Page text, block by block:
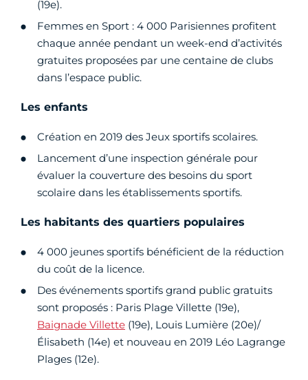
(19e).
Femmes en Sport : 4 000 Parisiennes profitent
chaque année pendant un week-end d’activités
gratuites proposées par une centaine de clubs
dans l’espace public.
Les enfants
Création en 2019 des Jeux sportifs scolaires.
Lancement d’une inspection générale pour
évaluer la couverture des besoins du sport
scolaire dans les établissements sportifs.
Les habitants des quartiers populaires
4 000 jeunes sportifs bénéficient de la réduction
du coût de la licence.
Des événements sportifs grand public gratuits
sont proposés : Paris Plage Villette (19e),
Baignade Villette (19e), Louis Lumière (20e)/
Élisabeth (14e) et nouveau en 2019 Léo Lagrange
Plages (12e).